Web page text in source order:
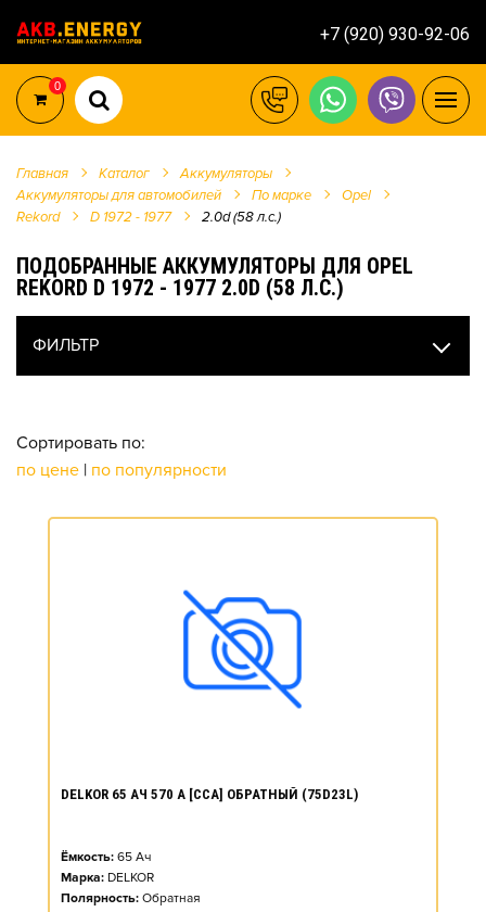
+7 (920) 930-92-06
0
Главная Каталог
Аккумуляторы
Аккумуляторы для автомобилей
По марке
Opel
Rekord
D 1972 - 1977 2.0d (58 л.с.)
ПОДОБРАННЫЕ АККУМУЛЯТОРЫ ДЛЯ OPEL
REKORD D 1972 - 1977 2.0D (58 Л.С.)
ФИЛЬТР
Сортировать по:
по цене | по популярности
DELKOR 65 АЧ 570 А [CCA] ОБРАТНЫЙ (75D23L)
Ёмкость: 65 Ач
Марка: DELKOR
Полярность: Обратная